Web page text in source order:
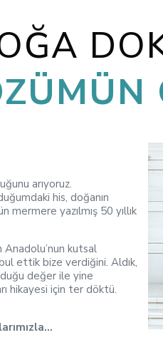
arıyoruz.
his, doğanın
mermere yazılmış 50 yıllık
kutsal
ettik bize verdiğini. Aldık,
değer ile yine
hikayesi için ter döktü.